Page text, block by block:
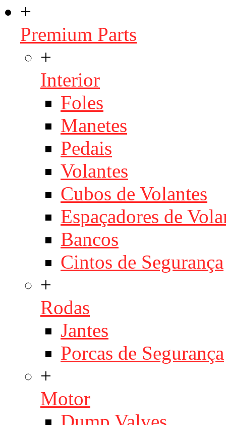
+
Premium Parts
+
Interior
Foles
Manetes
Pedais
Volantes
Cubos de Volantes
Espaçadores de
Bancos
Cintos de Segurança
+
Rodas
Jantes
Porcas de Segurança
+
Motor